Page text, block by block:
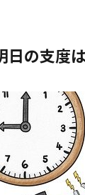
日の支度